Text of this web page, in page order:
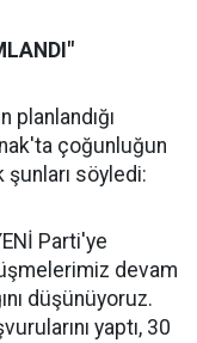
planlandığı
çoğunluğun
söyledi:
Parti'ye
devam
düşünüyoruz.
yaptı, 30